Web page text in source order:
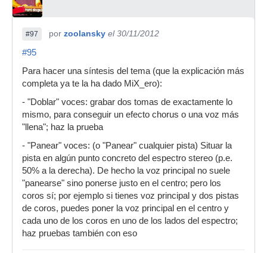
#97 por zoolansky el 30/11/2012
#95
Para hacer una síntesis del tema (que la explicación más
completa ya te la ha dado MiX_ero):
- "Doblar" voces: grabar dos tomas de exactamente lo
mismo, para conseguir un efecto chorus o una voz más
"llena"; haz la prueba
- "Panear" voces: (o "Panear" cualquier pista) Situar la
pista en algún punto concreto del espectro stereo (p.e.
50% a la derecha). De hecho la voz principal no suele
"panearse" sino ponerse justo en el centro; pero los
coros sí; por ejemplo si tienes voz principal y dos pistas
de coros, puedes poner la voz principal en el centro y
cada uno de los coros en uno de los lados del espectro;
haz pruebas también con eso